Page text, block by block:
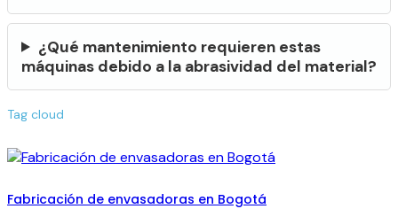
¿Qué mantenimiento requieren estas
máquinas debido a la abrasividad del material?
Tag cloud
Fabricación de envasadoras en Bogotá